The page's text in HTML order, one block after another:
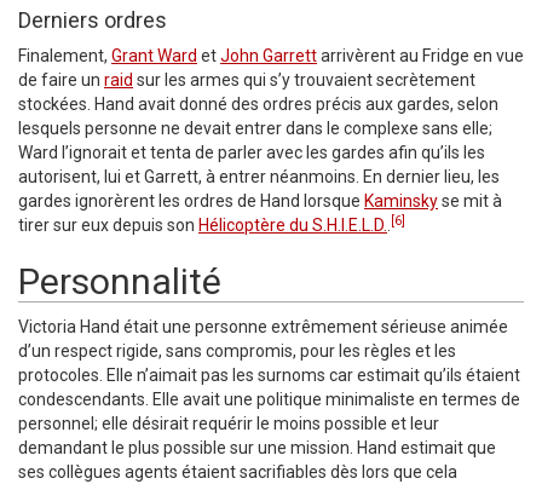
Derniers ordres
Finalement, Grant Ward etJohn Garrettarrivèrent au Fridge en vue
de faire un raid sur les armes qui s’y trouvaient secrètement
stockées. Hand avait donné des ordres précis aux gardes, selon
lesquels personne ne devait entrer dans le complexe sans elle;
Ward l’ignorait et tenta de parler avec les gardes afin qu’ils les
autorisent, lui et Garrett, à entrer néanmoins. En dernier lieu, les
gardes ignorèrent les ordres de Hand lorsque Kaminskyse mit à
tirer sur eux depuis son Hélicoptère du S.H.I.E.L.D. [6]
Personnalité
Victoria Hand était une personne extrêmement sérieuse animée
d’un respect rigide, sans compromis, pour les règles et les
protocoles. Elle n’aimait pas les surnoms car estimait qu’ils étaient
condescendants. Elle avait une politique minimaliste en termes de
personnel; elle désirait requérir le moins possible et leur
demandant le plus possible sur une mission. Hand estimait que
ses collègues agents étaient sacrifiables dès lors que cela